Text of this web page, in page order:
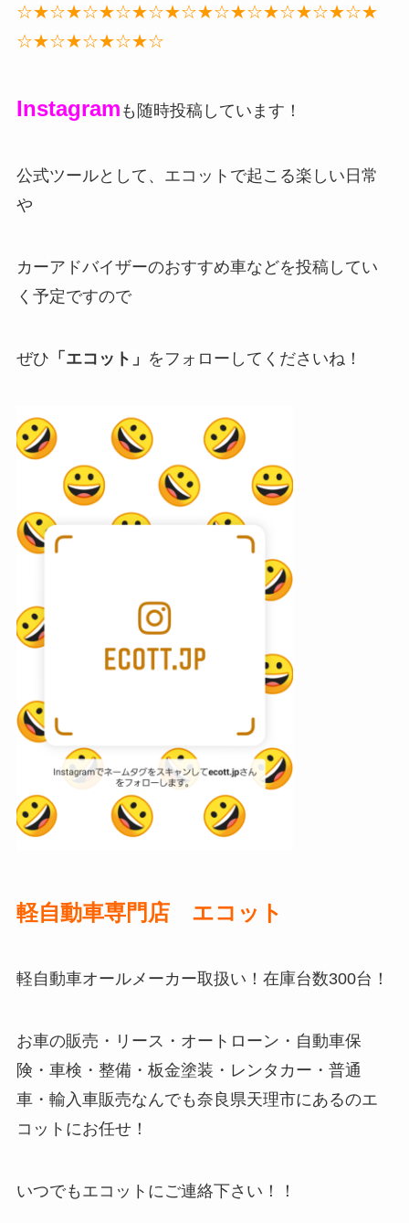
☆★☆★☆★☆★☆★☆★☆★☆★☆★☆★☆★
☆★☆★☆★☆★☆
Instagram も随時投稿しています！
公式ツールとして、エコットで起こる楽しい日常
や
カーアドバイザーのおすすめ車などを投稿してい
く予定ですので
ぜひ 「エコット」 をフォローしてくださいね！
軽自動車専門店 エコット
軽自動車オールメーカー取扱い！在庫台数300台！
お車の販売・リース・オートローン・自動車保
険・車検・整備・板金塗装・レンタカー・普通
車・輸入車販売なんでも奈良県天理市にあるのエ
コットにお任せ！
いつでもエコットにご連絡下さい！！